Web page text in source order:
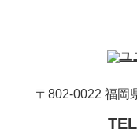
〒802-0022 福岡